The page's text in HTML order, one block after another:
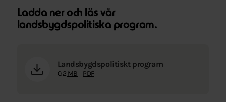
Ladda ner och läs vår
landsbygdspolitiska program.
Landsbygdspolitiskt program
0.2 MB PDF